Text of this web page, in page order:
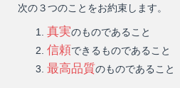
次の３つのことをお約束します。
真実のものであること
信頼できるものであること
最高品質のものであること